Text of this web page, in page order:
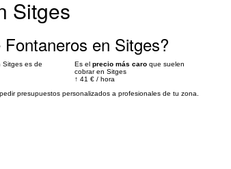
Sitges
en Sitges?
Sitges es de
Es el precio más caro que suelen
cobrar en Sitges
↑ 41 € / hora
presupuestos personalizados a profesionales de tu zona.